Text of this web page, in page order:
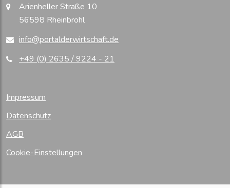
Arienheller Straße 10
56598 Rheinbrohl
info@portalderwirtschaft.de
+49 (0) 2635 / 9224 - 21
Impressum
Datenschutz
AGB
Cookie-Einstellungen